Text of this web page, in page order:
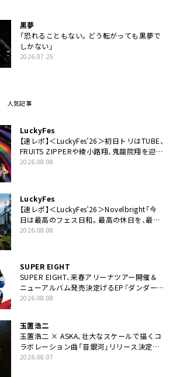
黒夢
「恐れることもない。どう転がっても黒夢で
しかない」
2026.07.25
人気記事
LuckyFes
【速レポ】＜LuckyFes’26＞初日トリはTUBE、
FRUITS ZIPPERや綾小路翔、鬼龍院翔を迎え
た豪華コラボも「知ってたらぜひ一緒に歌っ
2026.08.08
LuckyFes
【速レポ】＜LuckyFes’26＞Novelbright「今
日は最高のフェス日和。最高の休日を、最高
の夏休みを作っていきたい」
2026.08.08
SUPER EIGHT
SUPER EIGHT、来春アリーナツアー開催＆
ニューアルバム発売決定げるEP『ダンダー
ラ』本日リリース
2026.08.08
玉置浩二
玉置浩二 × ASKA、壮大なスケールで描くコ
ラボレーション曲「音銀河」リリース決定。
カップリングには新曲「命の宿り」収録も
2026.08.07